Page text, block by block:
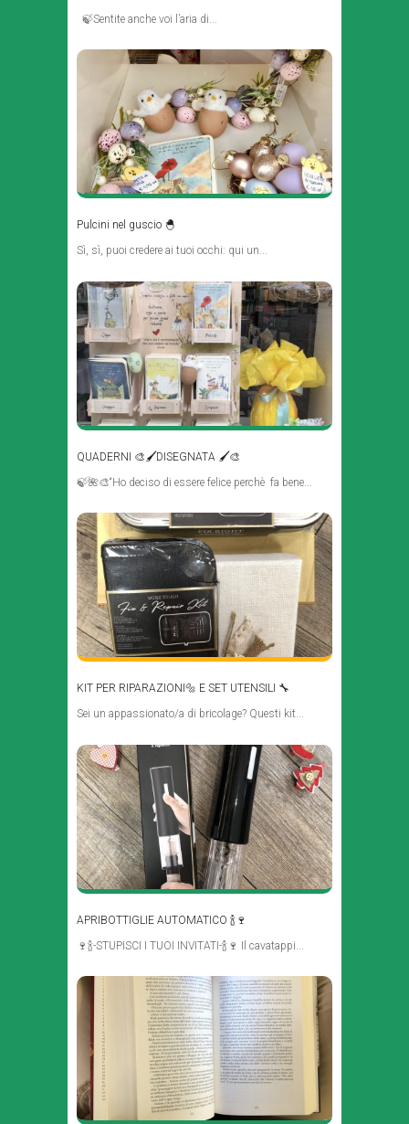
🍃Sentite anche voi l’aria di...
Pulcini nel guscio 🐣
Sì, sì, puoi credere ai tuoi occhi: qui un...
QUADERNI 🎨🖌DISEGNATA 🖌🎨
🍃🌺🎨“Ho deciso di essere felice perchè fa bene...
KIT PER RIPARAZIONI🔩 E SET UTENSILI 🔧
Sei un appassionato/a di bricolage? Questi kit...
APRIBOTTIGLIE AUTOMATICO 🍾🍷
🍷🍾-STUPISCI I TUOI INVITATI-🍾🍷 Il cavatappi...